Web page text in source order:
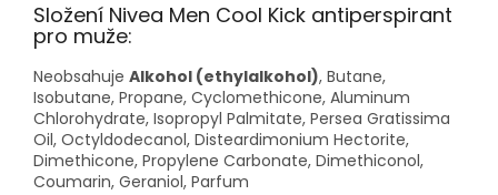
Složení Nivea Men Cool Kick antiperspirant
pro muže:
Neobsahuje Alkohol (ethylalkohol), Butane,
Isobutane, Propane, Cyclomethicone, Aluminum
Chlorohydrate, Isopropyl Palmitate, Persea Gratissima
Oil, Octyldodecanol, Disteardimonium Hectorite,
Dimethicone, Propylene Carbonate, Dimethiconol,
Coumarin, Geraniol, Parfum